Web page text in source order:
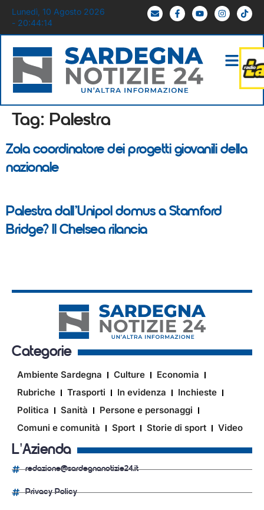
Lunedì, 10 Agosto 2026
- 20:44:15
Tag: Palestra
Zola coordinatore dei progetti giovanili della
nazionale
Palestra dall’Unipol domus a Stamford
Bridge? Il Chelsea rilancia
Categorie
Ambiente Sardegna Culture
Economia
Rubriche
Trasporti In evidenza
Inchieste
Politica
Sanità
Persone e personaggi
Comuni e comunità
Sport Storie di sport Video
L'Azienda
redazione@sardegnanotizie24.it
Privacy Policy